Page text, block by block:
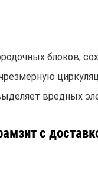
блоков,
вредных
с